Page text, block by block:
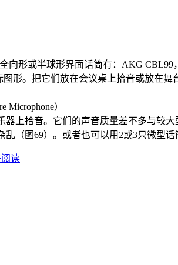
或半球形界面话筒有：AKG CBL99，
形。把它们放在会议桌上拾音或放在
）
拾音。它们的声音质量差不多与较
（图69）。或者也可以用2或3只微型
读